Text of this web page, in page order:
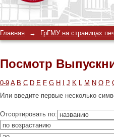
Посмотр
Главная → ГрГМУ на страницах
Посмотр
0-9 A B C D E F G H J K L M N O P
Или введите первые несколько
Отсортировать по: